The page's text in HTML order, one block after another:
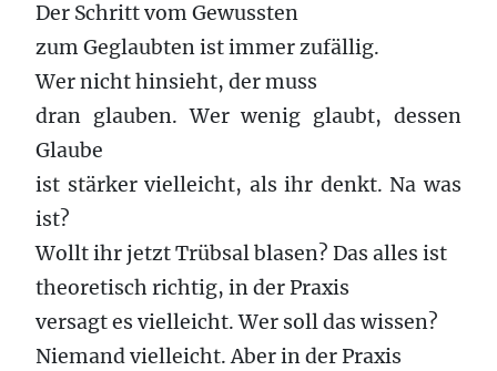
Der Schritt vom Gewussten
zum Geglaubten ist immer zufällig.
Wer nicht hinsieht, der muss
dran glauben. Wer wenig glaubt, dessen
Glaube
ist stärker vielleicht, als ihr denkt. Na was
ist?
Wollt ihr jetzt Trübsal blasen? Das alles ist
theoretisch richtig, in der Praxis
versagt es vielleicht. Wer soll das wissen?
Niemand vielleicht. Aber in der Praxis